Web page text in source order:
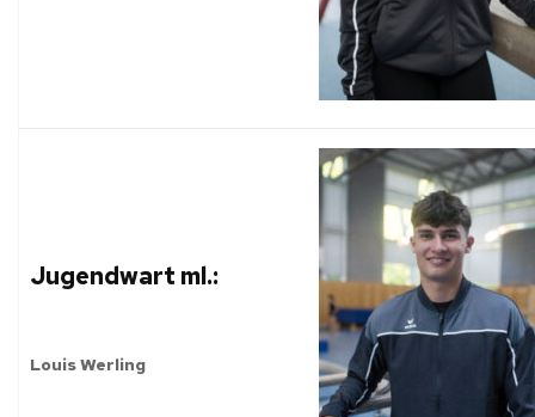
Jugendwart ml.:
Louis Werling